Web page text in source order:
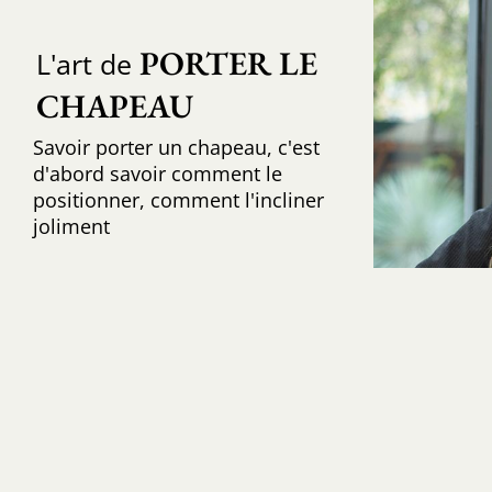
L'art de PORTER LE
CHAPEAU
Savoir porter un chapeau, c'est
d'abord savoir comment le
positionner, comment l'incliner
joliment